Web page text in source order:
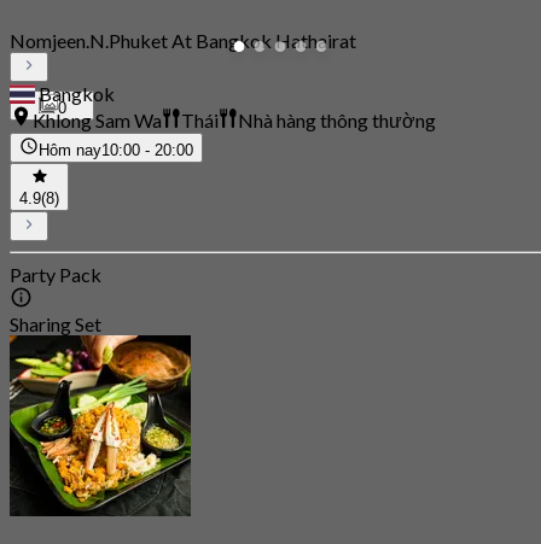
0
Nomjeen.N.Phuket At Bangkok Hathairat
Bangkok
Khlong Sam Wa
Thái Nhà hàng thông thường
Hôm nay10:00 - 20:00
4.9(8)
Party Pack
Sharing Set